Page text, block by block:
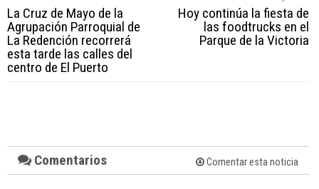
La Cruz de Mayo de la
Agrupación Parroquial de
La Redención recorrerá
esta tarde las calles del
centro de El Puerto
Hoy continúa la fiesta de
las foodtrucks en el
Parque de la Victoria
Comentarios Comentar esta noticia